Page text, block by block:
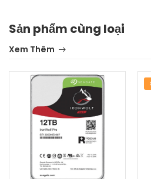
Sản phẩm cùng loại
Xem Thêm